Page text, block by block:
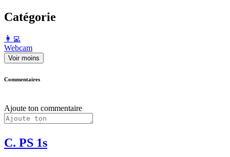
Catégorie
️👩‍💻️
Webcam
Voir moins
Commentaires
Ajoute ton commentaire
C. PS 1s